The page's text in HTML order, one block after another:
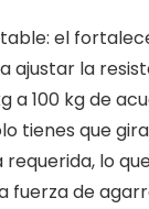
el
ajustar la
a 100 kg de
tienes que
requerida, lo
fuerza de